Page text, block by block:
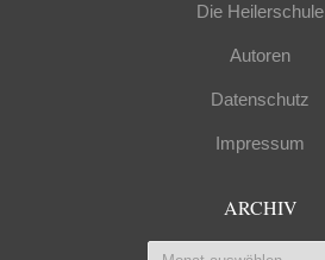
Die Heilerschule
Autoren
Datenschutz
Impressum
ARCHIV